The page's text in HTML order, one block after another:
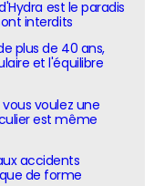
est le paradis
interdits
plus de 40 ans,
et l'équilibre
voulez une
est même
accidents
de forme